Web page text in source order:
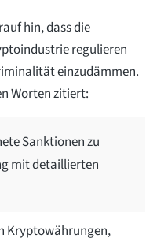
hin, dass die
regulieren
einzudämmen.
Worten zitiert:
Sanktionen zu
mit detaillierten
Kryptowährungen,